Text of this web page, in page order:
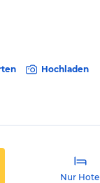
Hochladen
Nur Hotel